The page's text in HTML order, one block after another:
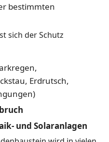
bestimmten
sich der Schutz
Erdrutsch,
und Solaranlagen